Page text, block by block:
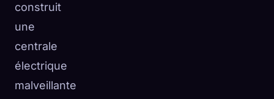
construit
une
centrale
électrique
malveillante